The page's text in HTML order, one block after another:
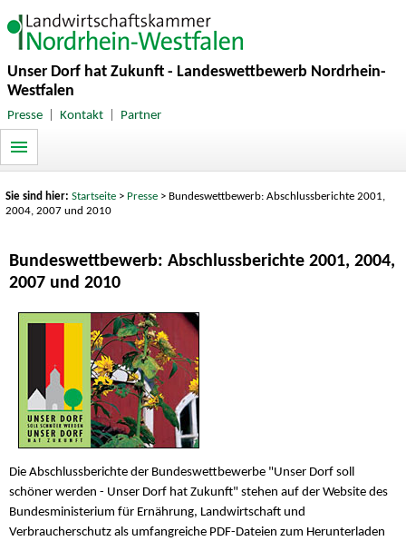
Unser Dorf hat Zukunft - Landeswettbewerb Nordrhein-
Westfalen
Presse| Kontakt| Partner
Sie sind hier:Startseite > Presse > Bundeswettbewerb: Abschlussberichte 2001,
2004, 2007 und 2010
Bundeswettbewerb: Abschlussberichte 2001, 2004,
2007 und 2010
Die Abschlussberichte der Bundeswettbewerbe "Unser Dorf soll
schöner werden - Unser Dorf hat Zukunft" stehen auf der Website des
Bundesministerium für Ernährung, Landwirtschaft und
Verbraucherschutz als umfangreiche PDF-Dateien zum Herunterladen